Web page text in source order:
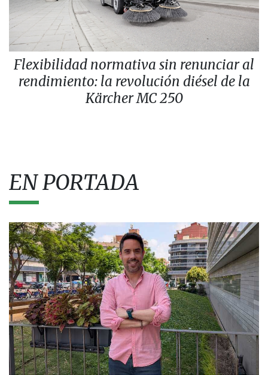
Flexibilidad normativa sin renunciar al
rendimiento: la revolución diésel de la
Kärcher MC 250
EN PORTADA